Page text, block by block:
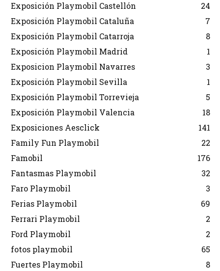
Exposición Playmobil Castellón
24
Exposición Playmobil Cataluña
7
Exposición Playmobil Catarroja
8
Exposición Playmobil Madrid
1
Exposicion Playmobil Navarres
3
Exposición Playmobil Sevilla
1
Exposición Playmobil Torrevieja
5
Exposición Playmobil Valencia
18
Exposiciones Aesclick
141
Family Fun Playmobil
22
Famobil
176
Fantasmas Playmobil
32
Faro Playmobil
3
Ferias Playmobil
69
Ferrari Playmobil
2
Ford Playmobil
2
fotos playmobil
65
Fuertes Playmobil
8